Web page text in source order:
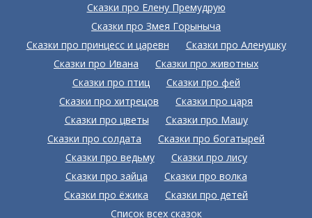
Сказки про Елену Премудрую
Сказки про Змея Горыныча
Сказки про принцесс и царевн
Сказки про Аленушку
Сказки про Ивана
Сказки про животных
Сказки про птиц
Сказки про фей
Сказки про хитрецов
Сказки про царя
Сказки про цветы
Сказки про Машу
Сказки про солдата
Сказки про богатырей
Сказки про ведьму
Сказки про лису
Сказки про зайца
Сказки про волка
Сказки про ёжика
Сказки про детей
Список всех сказок